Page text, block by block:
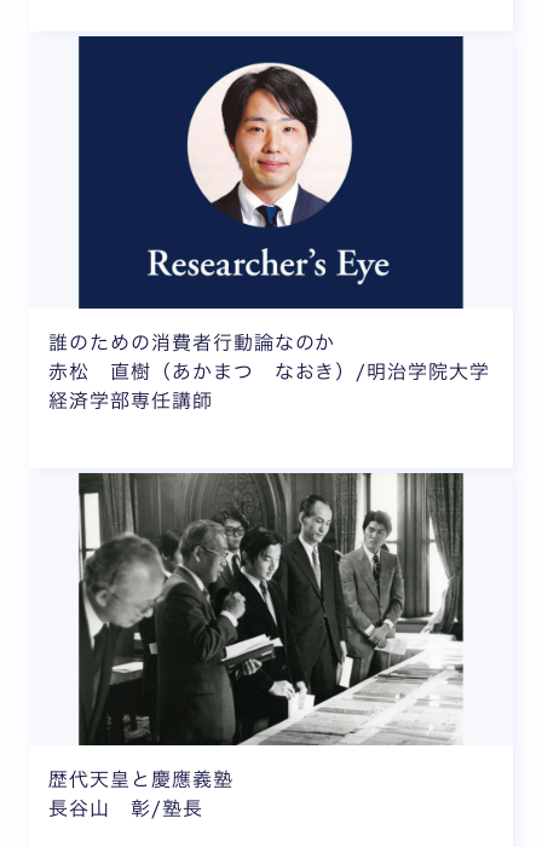
誰のための消費者行動論なのか
赤松 直樹（あかまつ なおき）/明治学院大学
経済学部専任講師
歴代天皇と慶應義塾
長谷山 彰/塾長